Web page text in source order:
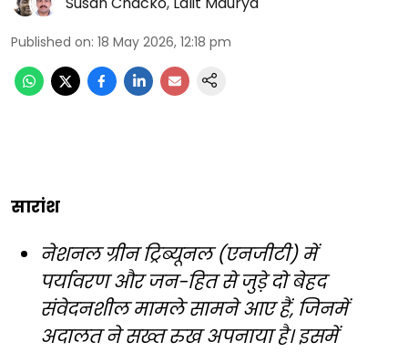
Published on: 18 May 2026, 12:18 pm
सारांश
नेशनल ग्रीन ट्रिब्यूनल (एनजीटी) में
पर्यावरण और जन-हित से जुड़े दो बेहद
संवेदनशील मामले सामने आए हैं, जिनमें
अदालत ने सख्त रुख अपनाया है। इसमें